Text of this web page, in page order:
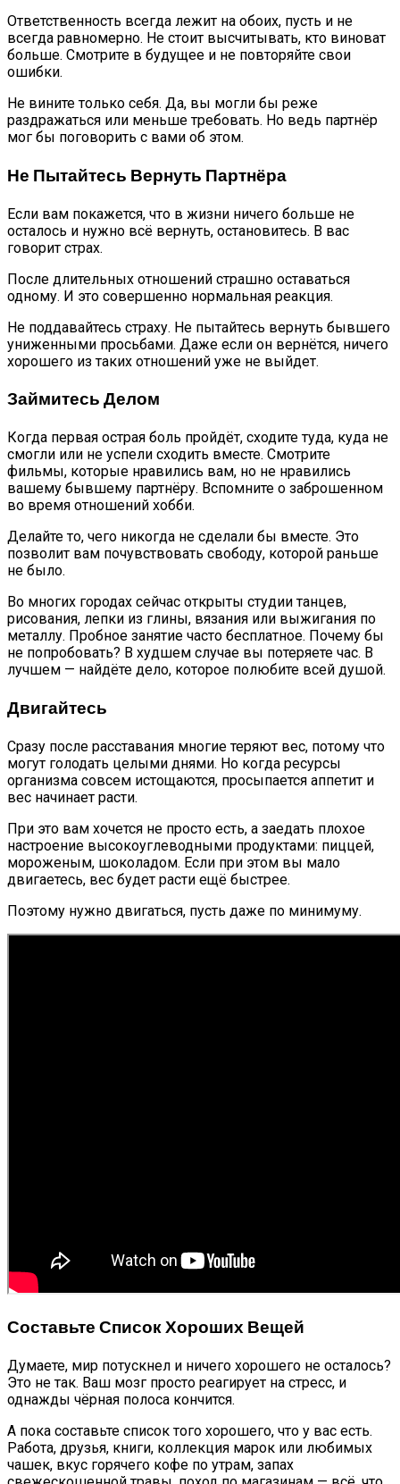
Ответственность всегда лежит на обоих, пусть и не
всегда равномерно. Не стоит высчитывать, кто виноват
больше. Смотрите в будущее и не повторяйте свои
ошибки.
Не вините только себя. Да, вы могли бы реже
раздражаться или меньше требовать. Но ведь партнёр
мог бы поговорить с вами об этом.
Не Пытайтесь Вернуть Партнёра
Если вам покажется, что в жизни ничего больше не
осталось и нужно всё вернуть, остановитесь. В вас
говорит страх.
После длительных отношений страшно оставаться
одному. И это совершенно нормальная реакция.
Не поддавайтесь страху. Не пытайтесь вернуть бывшего
униженными просьбами. Даже если он вернётся, ничего
хорошего из таких отношений уже не выйдет.
Займитесь Делом
Когда первая острая боль пройдёт, сходите туда, куда не
смогли или не успели сходить вместе. Смотрите
фильмы, которые нравились вам, но не нравились
вашему бывшему партнёру. Вспомните о заброшенном
во время отношений хобби.
Делайте то, чего никогда не сделали бы вместе. Это
позволит вам почувствовать свободу, которой раньше
не было.
Во многих городах сейчас открыты студии танцев,
рисования, лепки из глины, вязания или выжигания по
металлу. Пробное занятие часто бесплатное. Почему бы
не попробовать? В худшем случае вы потеряете час. В
лучшем — найдёте дело, которое полюбите всей душой.
Двигайтесь
Сразу после расставания многие теряют вес, потому что
могут голодать целыми днями. Но когда ресурсы
организма совсем истощаются, просыпается аппетит и
вес начинает расти.
При это вам хочется не просто есть, а заедать плохое
настроение высокоуглеводными продуктами: пиццей,
мороженым, шоколадом. Если при этом вы мало
двигаетесь, вес будет расти ещё быстрее.
Поэтому нужно двигаться, пусть даже по минимуму.
Составьте Список Хороших Вещей
Думаете, мир потускнел и ничего хорошего не осталось?
Это не так. Ваш мозг просто реагирует на стресс, и
однажды чёрная полоса кончится.
А пока составьте список того хорошего, что у вас есть.
Работа, друзья, книги, коллекция марок или любимых
чашек, вкус горячего кофе по утрам, запах